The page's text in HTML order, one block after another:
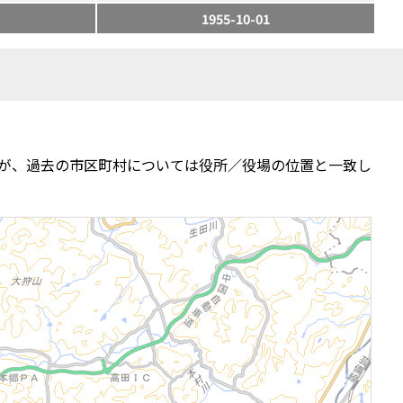
1955-10-01
過去の市区町村については役所／役場の位置と一致し